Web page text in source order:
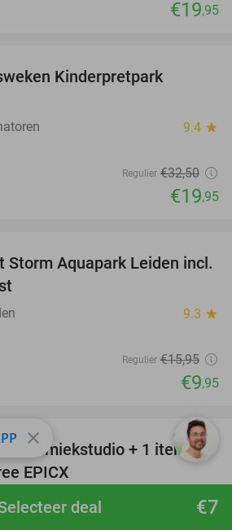
€7
deal
€19,95
Kinderpretpark
9.4 star
Regulier €32,50
€19,95
38%
Storm Aquapark Leiden incl.
9.3 star
Regulier €15,95
€9,95
41%
keramiekstudio + 1 item
EPICX
9.3star
close